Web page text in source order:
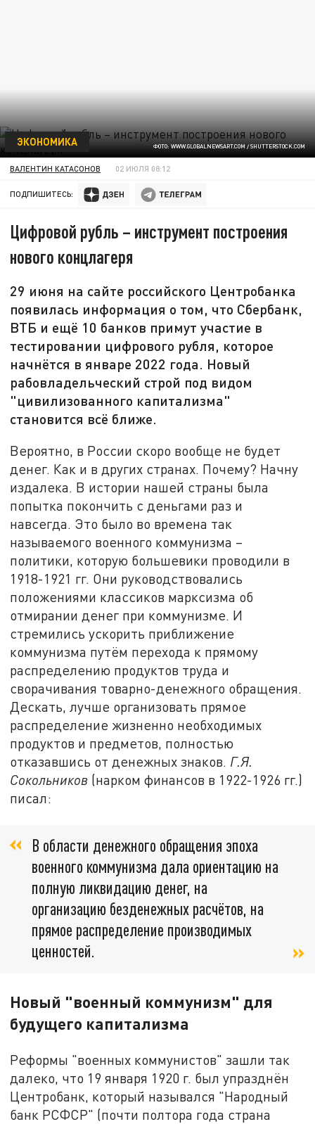
ФОТО: WWW.GLOBALNEWSART.COM / SHUTTERSTOCK.COM
ЭКОНОМИКА
ВАЛЕНТИН КАТАСОНОВ 02 ИЮЛЯ 08:12
ПОДПИШИТЕСЬ:
Цифровой рубль – инструмент построения
нового концлагеря
29 июня на сайте российского Центробанка
появилась информация о том, что Сбербанк,
ВТБ и ещё 10 банков примут участие в
тестировании цифрового рубля, которое
начнётся в январе 2022 года. Новый
рабовладельческий строй под видом
"цивилизованного капитализма"
становится всё ближе.
Вероятно, в России скоро вообще не будет
денег. Как и в других странах. Почему? Начну
издалека. В истории нашей страны была
попытка покончить с деньгами раз и
навсегда. Это было во времена так
называемого военного коммунизма –
политики, которую большевики проводили в
1918-1921 гг. Они руководствовались
положениями классиков марксизма об
отмирании денег при коммунизме. И
стремились ускорить приближение
коммунизма путём перехода к прямому
распределению продуктов труда и
сворачивания товарно-денежного обращения.
Дескать, лучше организовать прямое
распределение жизненно необходимых
продуктов и предметов, полностью
отказавшись от денежных знаков. Г.Я.
Сокольников (нарком финансов в 1922-1926 гг.)
писал:
В области денежного обращения эпоха
военного коммунизма дала ориентацию на
полную ликвидацию денег, на
организацию безденежных расчётов, на
прямое распределение производимых
ценностей.
Новый "военный коммунизм" для
будущего капитализма
Реформы "военных коммунистов" зашли так
далеко, что 19 января 1920 г. был упразднён
Центробанк, который назывался "Народный
банк РСФСР" (почти полтора года страна